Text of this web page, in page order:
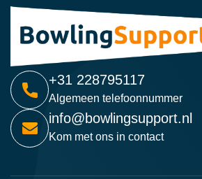
+31 228795117
Algemeen telefoonnummer
info@bowlingsupport.nl
Kom met ons in contact